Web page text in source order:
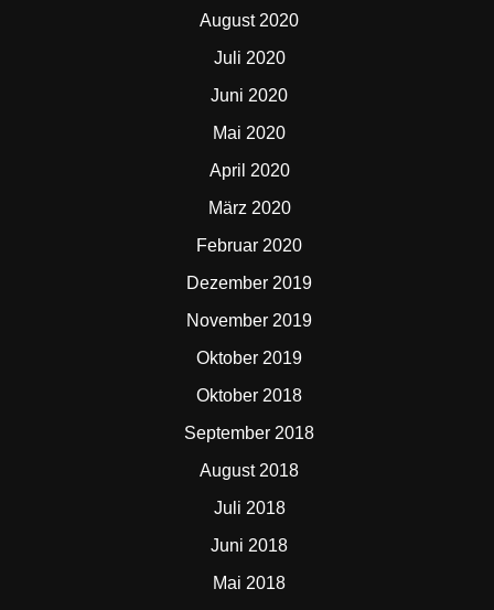
August 2020
Juli 2020
Juni 2020
Mai 2020
April 2020
März 2020
Februar 2020
Dezember 2019
November 2019
Oktober 2019
Oktober 2018
September 2018
August 2018
Juli 2018
Juni 2018
Mai 2018